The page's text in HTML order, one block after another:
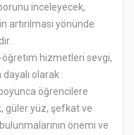
inceleyecek,
artırılması yönünde
öğretim hizmetleri sevgi,
olarak
öğrencilere
güler yüz, şefkat ve
önemi ve